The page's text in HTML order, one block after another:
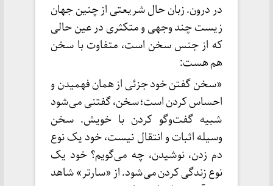
در درون. زبان‌ حال شریعتی از چنین جهان
زیست چند وجهی و متکثری در عین حالی
که از جنس سخن است، متفاوت با سخن
هم هست:
«سخن گفتن خود جزئی از همان فهمیدن و
احساس کردن است؛ سخن، گفتنی می‌شود
شبیه گفت‌وگو کردن با خویش. سخن
وسیله اثبات و انتقال نیست، خود یک نوع
دم زدن، نوشیدن، چه می‌گویم؟ خود یک
نوع زندگی کردن می‌شود. از «سارتر» شاهد